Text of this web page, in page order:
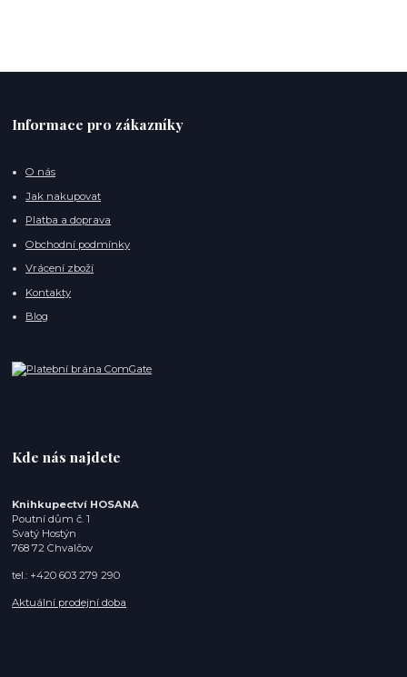
Informace pro zákazníky
O nás
Jak nakupovat
Platba a doprava
Obchodní podmínky
Vrácení zboží
Kontakty
Blog
Kde nás najdete
Knihkupectví HOSANA
Poutní dům č. 1
Svatý Hostýn
768 72 Chvalčov
tel.: +420 603 279 290
Aktuální prodejní doba